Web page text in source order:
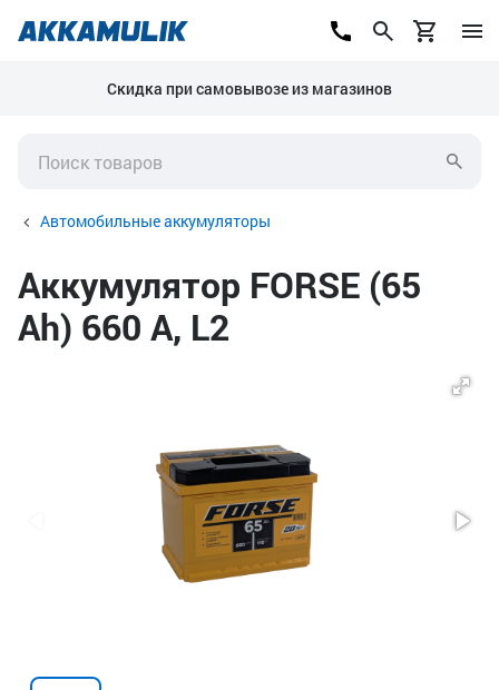
Скидка при самовывозе из магазинов
Автомобильные аккумуляторы
Аккумулятор FORSE (65
Ah) 660 А, L2